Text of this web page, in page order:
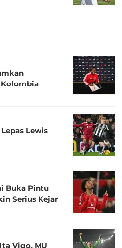
Lewis
Buka Pintu
Serius Kejar
Vigo, MU